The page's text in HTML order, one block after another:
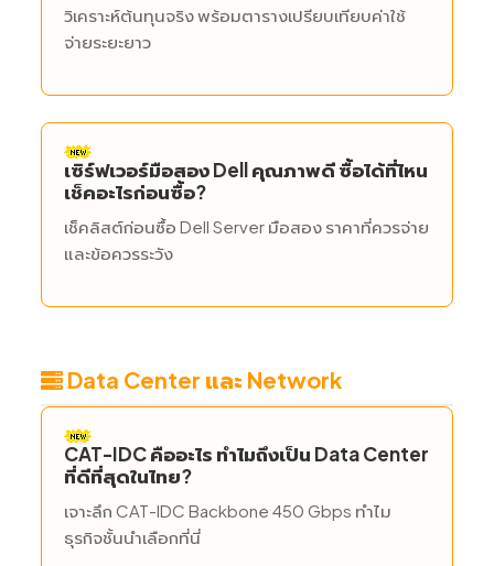
วิเคราะห์ต้นทุนจริง พร้อมตารางเปรียบเทียบค่าใช้
จ่ายระยะยาว
เซิร์ฟเวอร์มือสอง Dell คุณภาพดี ซื้อได้ที่ไหน
เช็คอะไรก่อนซื้อ?
เช็คลิสต์ก่อนซื้อ Dell Server มือสอง ราคาที่ควรจ่าย
และข้อควรระวัง
Data Center และ Network
CAT-IDC คืออะไร ทำไมถึงเป็น Data Center
ที่ดีที่สุดในไทย?
เจาะลึก CAT-IDC Backbone 450 Gbps ทำไม
ธุรกิจชั้นนำเลือกที่นี่